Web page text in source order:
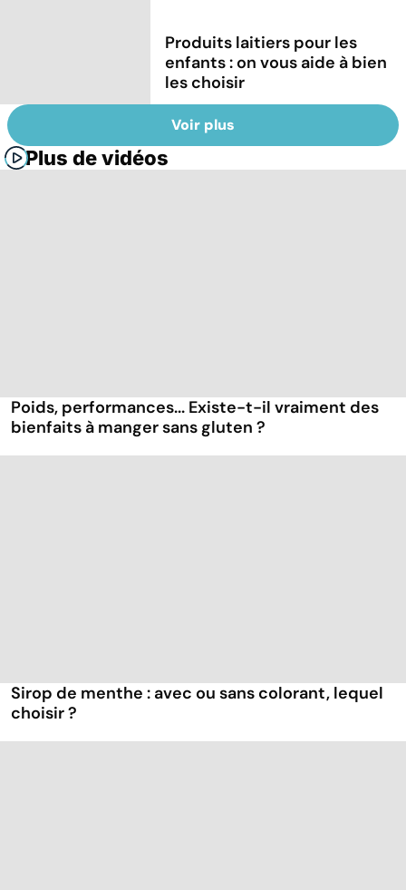
Produits laitiers pour les
enfants : on vous aide à bien
les choisir
Voir plus
Plus de vidéos
Poids, performances... Existe-t-il vraiment des
bienfaits à manger sans gluten ?
Sirop de menthe : avec ou sans colorant, lequel
choisir ?